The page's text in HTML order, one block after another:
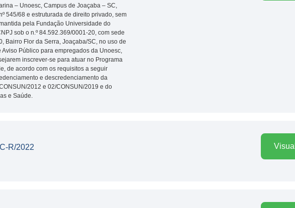
– Unoesc, Campus de Joaçaba – SC,
545/68 e estruturada de direito privado, sem
pela Fundação Universidade do
sob o n.º 84.592.369/0001-20, com sede
Bairro Flor da Serra, Joaçaba/SC, no uso de
Público para empregados da Unoesc,
inscrever-se para atuar no Programa
de acordo com os requisitos a seguir
e descredenciamento da
2012 e 02/CONSUN/2019 e do
e Saúde.
R/2022